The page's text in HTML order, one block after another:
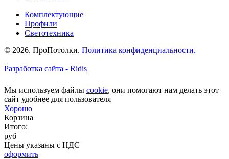
Комплектующие
Профили
Светотехника
© 2026. ПроПотолки. Политика конфиденциальности.
Разработка сайта - Ridis
Мы используем файлы cookie, они помогают нам делать этот
сайт удобнее для пользователя
Хорошо
Корзина
Итого:
руб
Цены указаны с НДС
оформить